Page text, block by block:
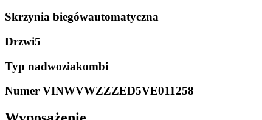
Skrzynia biegówautomatyczna
Drzwi5
Typ nadwoziakombi
Numer VINWVWZZZED5VE011258